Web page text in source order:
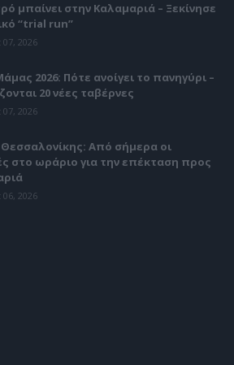
μπαίνει στην Καλαμαριά – Ξεκίνησε
“trial run”
2026
2026: Πότε ανοίγει το πανηγύρι –
20 νέες ταβέρνες
2026
Από σήμερα οι
στο ωράριο για την επέκταση προς
2026